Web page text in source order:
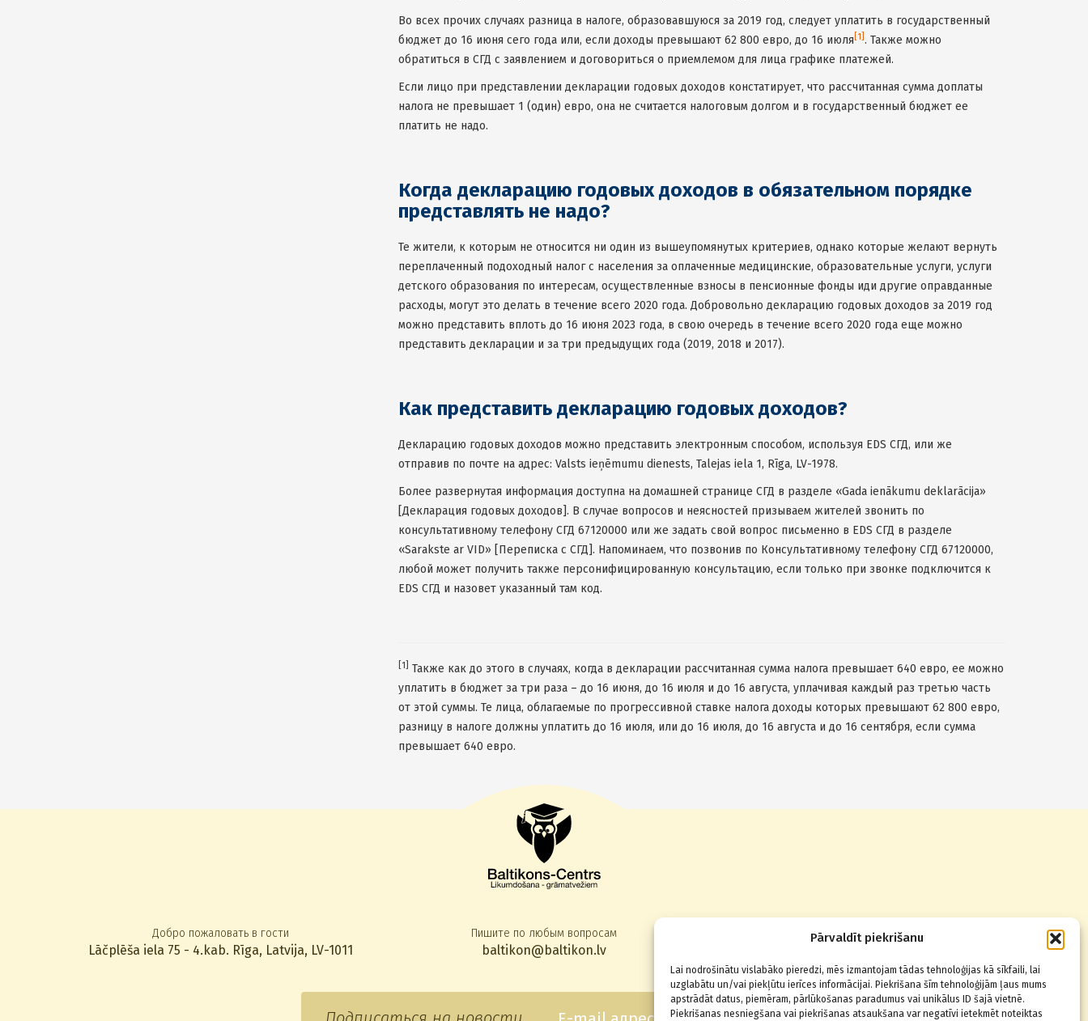
Pārvaldīt piekrišanu
Lai nodrošinātu vislabāko pieredzi, mēs izmantojam tādas tehnoloģijas kā sīkfaili, lai
uzglabātu un/vai piekļūtu ierīces informācijai. Piekrišana šīm tehnoloģijām ļaus mums
apstrādāt datus, piemēram, pārlūkošanas paradumus vai unikālus ID šajā vietnē.
Piekrišanas nesniegšana vai piekrišanas atsaukšana var negatīvi ietekmēt noteiktas
Во всех прочих случаях разница в налоге, образовавшуюся за 2019 год, следует уплатить в государственный
бюджет до 16 июня сего года или, если доходы превышают 62 800 евро, до 16 июля [1] . Также можно
обратиться в СГД с заявлением и договориться о приемлемом для лица графике платежей.
Если лицо при представлении декларации годовых доходов констатирует, что рассчитанная сумма доплаты
налога не превышает 1 (один) евро, она не считается налоговым долгом и в государственный бюджет ее
платить не надо.
Когда декларацию годовых доходов в обязательном порядке
представлять не надо?
Те жители, к которым не относится ни один из вышеупомянутых критериев, однако которые желают вернуть
переплаченный подоходный налог с населения за оплаченные медицинские, образовательные услуги, услуги
детского образования по интересам, осуществленные взносы в пенсионные фонды иди другие оправданные
расходы, могут это делать в течение всего 2020 года. Добровольно декларацию годовых доходов за 2019 год
можно представить вплоть до 16 июня 2023 года, в свою очередь в течение всего 2020 года еще можно
представить декларации и за три предыдущих года (2019, 2018 и 2017).
Как представить декларацию годовых доходов?
Декларацию годовых доходов можно представить электронным способом, используя EDS СГД, или же
отправив по почте на адрес: Valsts ieņēmumu dienests, Talejas iela 1, Rīga, LV-1978.
Более развернутая информация доступна на домашней странице СГД в разделе «Gada ienākumu deklarācija»
[Декларация годовых доходов]. В случае вопросов и неясностей призываем жителей звонить по
консультативному телефону СГД 67120000 или же задать свой вопрос письменно в EDS СГД в разделе
«Sarakste ar VID» [Переписка с СГД]. Напоминаем, что позвонив по Консультативному телефону СГД 67120000,
любой может получить также персонифицированную консультацию, если только при звонке подключится к
EDS СГД и назовет указанный там код.
[1]
Также как до этого в случаях, когда в декларации рассчитанная сумма налога превышает 640 евро, ее можно
уплатить в бюджет за три раза – до 16 июня, до 16 июля и до 16 августа, уплачивая каждый раз третью часть
от этой суммы. Те лица, облагаемые по прогрессивной ставке налога доходы которых превышают 62 800 евро,
разницу в налоге должны уплатить до 16 июля, или до 16 июля, до 16 августа и до 16 сентября, если сумма
превышает 640 евро.
Добро пожаловать в гости
Lāčplēša iela 75 - 4.kab. Rīga, Latvija, LV-1011
Пишите по любым вопросам
baltikon@baltikon.lv
Звоните по телефону